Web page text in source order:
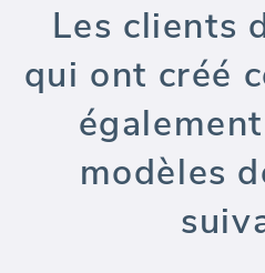
Les clients
qui ont créé
modèles